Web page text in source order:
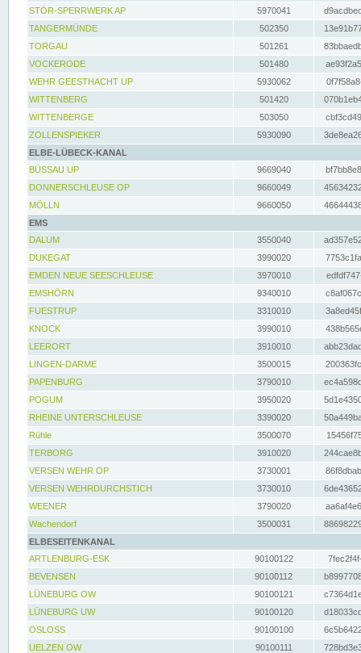
STÖR-SPERRWERK AP 5970041
TANGERMÜNDE
502350
TORGAU
501261
VOCKERODE
501480
WEHR GEESTHACHT UP
5930062
WITTENBERG
501420
WITTENBERGE
503050
ZOLLENSPIEKER
5930090
ELBE-LÜBECK-KANAL
BÜSSAU UP
9669040
DONNERSCHLEUSE OP
9660049
MÖLLN
9660050
EMS
DALUM
3550040
DUKEGAT
3990020
EMDEN NEUE SEESCHLEUSE
3970010
EMSHÖRN
9340010
FUESTRUP
3310010
KNOCK
3990010
LEERORT
3910010
LINGEN-DARME
3500015
PAPENBURG
3790010
POGUM
3950020
RHEINE UNTERSCHLEUSE
3390020
Rühle
3500070
TERBORG
3910020
VERSEN WEHR OP
3730001
VERSEN WEHRDURCHSTICH
3730010
WEENER
3790020
Wachendorf
3500031
ELBESEITENKANAL
ARTLENBURG-ESK
90100122
BEVENSEN
90100112
LÜNEBURG OW
90100121
LÜNEBURG UW
90100120
OSLOSS
90100100
UELZEN OW
90100111